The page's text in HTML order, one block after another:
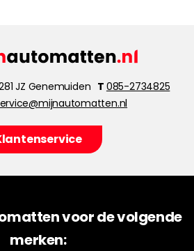
JZ Genemuiden T 085-2734825
voor de volgende
merken: